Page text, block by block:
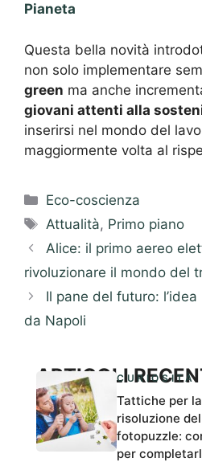
Pianeta
Questa bella novità
non solo implementare
green ma anche
giovani attenti alla
inserirsi nel mondo del
maggiormente volta al
Categorie
Eco-coscienza
Tag
Attualità, Primo piano
Alice: il primo aereo
rivoluzionare il mondo del
Il pane del futuro:
da Napoli
ARTICOLICURIOSITÀ
Tattiche per la
risoluzione del
fotopuzzle:
per